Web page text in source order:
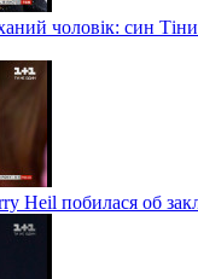
чоловік: син
Heil побилася об